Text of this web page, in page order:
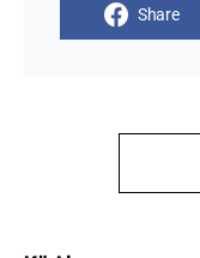
Share